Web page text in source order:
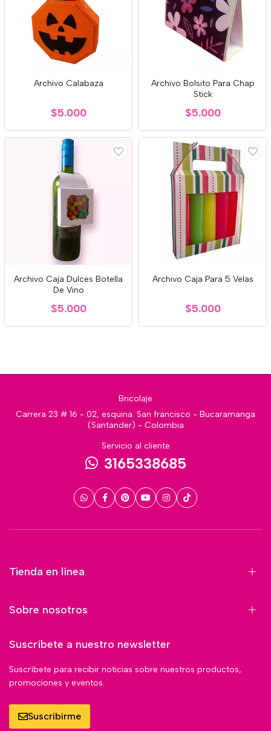
Archivo Calabaza
$5.000
Archivo Bolsito Para Chap
Stick
$5.000
Archivo Caja Dulces Botella
De Vino
$5.000
Archivo Caja Para 5 Velas
$5.000
Bricolaje
Carrera 23 # 16 - 02, esquina. San francisco - Bucaramanga
(Santander) - Colombia
Servicio al cliente
3165338685
Tienda en línea
Sobre nosotros
Suscríbete a nuestro newsletter
Suscríbete para recibir noticias sobre nuestros productos,
promociones y eventos.
Suscribirme